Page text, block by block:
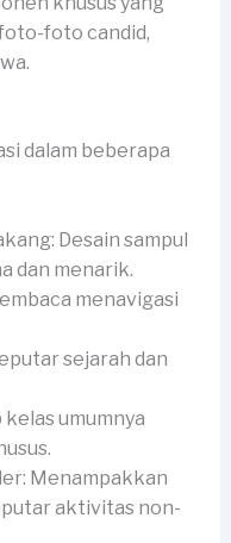
foto candid,
dalam beberapa
Desain sampul
dan menarik.
menavigasi
sejarah dan
kelas umumnya
Menampakkan
aktivitas non-